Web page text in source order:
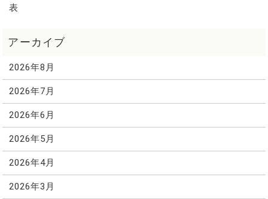
表
2026年8月
2026年7月
2026年6月
2026年5月
2026年4月
2026年3月